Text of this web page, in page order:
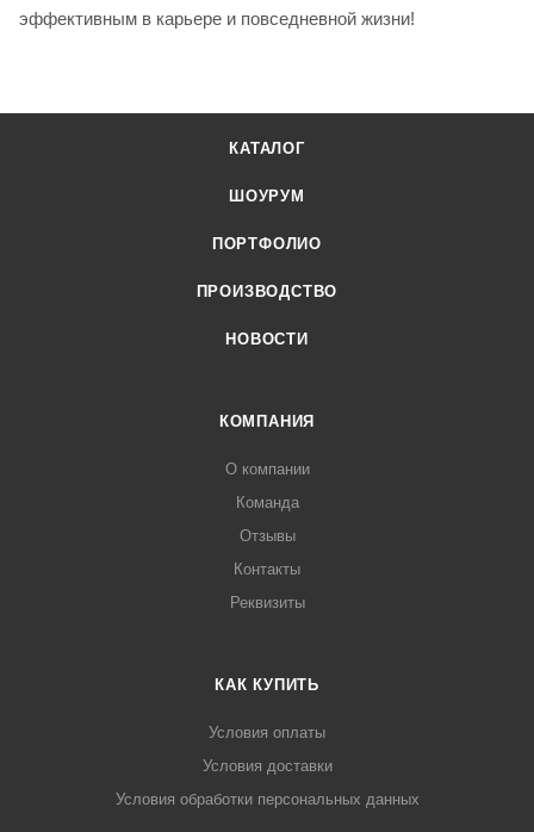
эффективным в карьере и повседневной жизни!
КАТАЛОГ
ШОУРУМ
ПОРТФОЛИО
ПРОИЗВОДСТВО
НОВОСТИ
КОМПАНИЯ
О компании
Команда
Отзывы
Контакты
Реквизиты
КАК КУПИТЬ
Условия оплаты
Условия доставки
Условия обработки персональных данных